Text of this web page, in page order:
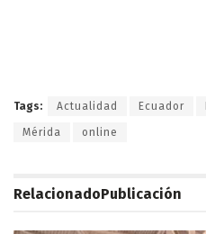
Tags: Actualidad Ecuador
Mérida online
RelacionadoPublicación